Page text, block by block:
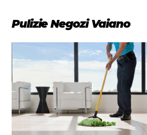
Pulizie Negozi Vaiano